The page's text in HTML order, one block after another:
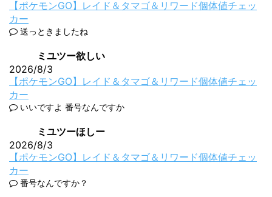
【ポケモンGO】レイド＆タマゴ＆リワード個体値チェッ
カー
送っときましたね
ミユツー欲しい
2026/8/3
【ポケモンGO】レイド＆タマゴ＆リワード個体値チェッ
カー
いいですよ 番号なんですか
ミユツーほしー
2026/8/3
【ポケモンGO】レイド＆タマゴ＆リワード個体値チェッ
カー
番号なんですか？